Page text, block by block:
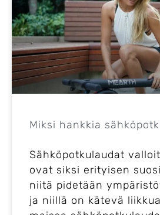
Miksi hankkia
Sähköpotkulaudat
ovat siksi erityisen
niitä pidetään
ja niillä on kätevä